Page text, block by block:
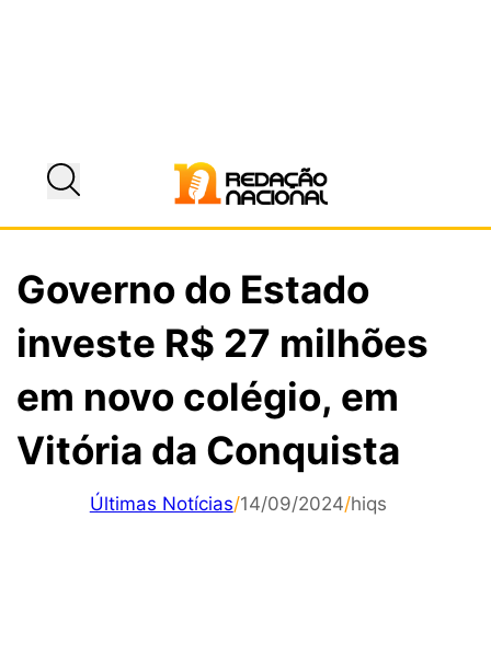
Governo do Estado
investe R$ 27 milhões
em novo colégio, em
Vitória da Conquista
Últimas Notícias/14/09/2024/hiqs